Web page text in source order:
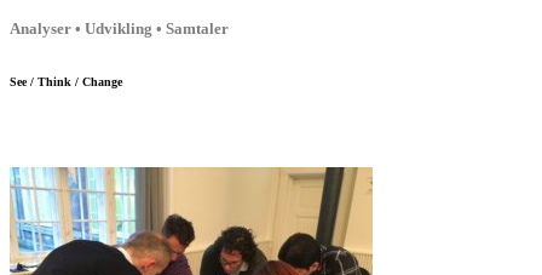
Analyser • Udvikling • Samtaler
See / Think / Change